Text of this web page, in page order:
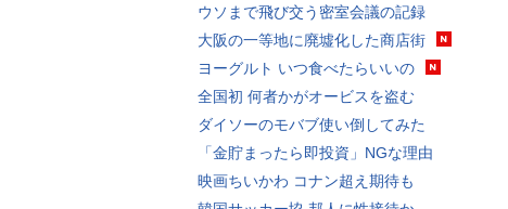
ウソまで飛び交う密室会議の記録
大阪の一等地に廃墟化した商店街
ヨーグルト いつ食べたらいいの
全国初 何者かがオービスを盗む
ダイソーのモバブ使い倒してみた
「金貯まったら即投資」NGな理由
映画ちいかわ コナン超え期待も